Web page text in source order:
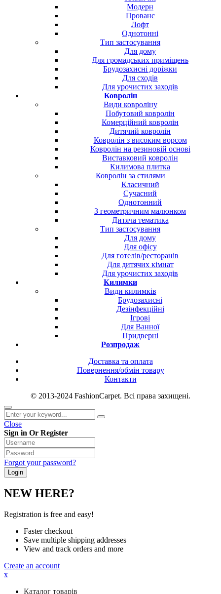
Модерн
Прованс
Лофт
Однотонні
Тип застосування
Для дому
Для громадських приміщень
Брудозахисні доріжки
Для сходів
Для урочистих заходів
Ковролін
Види ковроліну
Побутовий ковролін
Комерційний ковролін
Дитячий ковролін
Ковролін з високим ворсом
Ковролін на резиновій основі
Виставковий ковролін
Килимова плитка
Ковролін за стилями
Класичний
Сучасний
Однотонний
З геометричним малюнком
Дитяча тематика
Тип застосування
Для дому
Для офісу
Для готелів/ресторанів
Для дитячих кімнат
Для урочистих заходів
Килимки
Види килимків
Брудозахисні
Дезінфекційні
Ігрові
Для Ванної
Придверні
Розпродаж
Доставка та оплата
Повернення/обмін товару
Контакти
© 2013-2024 FashionCarpet. Всі права захищені.
Close
Sign in Or Register
Forgot your password?
NEW HERE?
Registration is free and easy!
Faster checkout
Save multiple shipping addresses
View and track orders and more
Create an account
x
Каталог товарів